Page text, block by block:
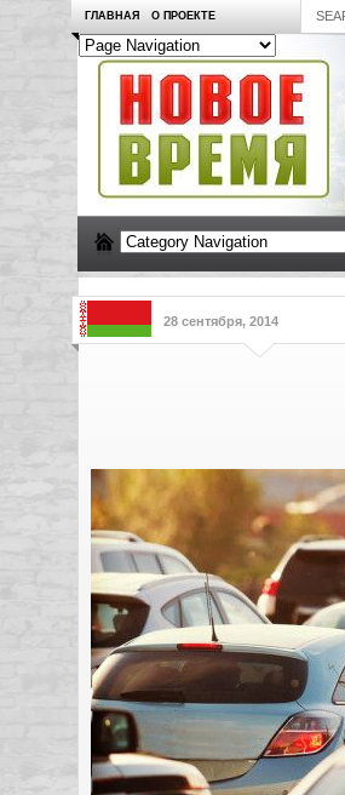
ГЛАВНАЯ О ПРОЕКТЕ
28 сентября, 2014